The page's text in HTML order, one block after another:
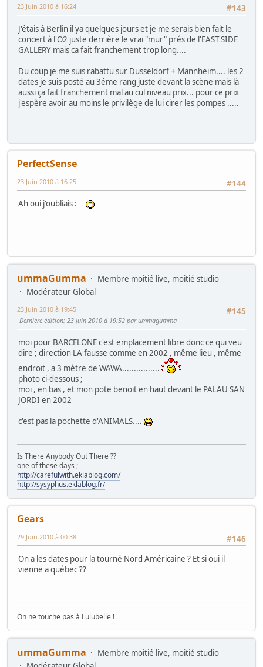
#143
23 Juin 2010 à 16:24
J'étais à Berlin il ya quelques jours et je me serais bien fait le
concert à l'O2 juste derrière le vrai "mur" prés de l'EAST SIDE
GALLERY mais ca fait franchement trop long....
Du coup je me suis rabattu sur Dusseldorf + Mannheim.... les 2
dates je suis posté au 3éme rang juste devant la scène mais là
aussi ça fait franchement mal au cul niveau prix... pour ce prix
j'espère avoir au moins le privilège de lui cirer les pompes .....
PerfectSense
#144
23 Juin 2010 à 16:25
Ah oui j'oubliais :
ummaGumma
Membre moitié live, moitié studio
Modérateur Global
#145
23 Juin 2010 à 19:45
Dernière édition: 23 Juin 2010 à 19:52 par ummagumma
moi pour BARCELONE c'est emplacement libre donc ce qui veu
dire ; direction LA fausse comme en 2002 , même lieu , même
endroit , a 3 mètre de WAWA................
photo ci-dessous ;
moi , en bas , et mon pote benoit en haut devant le PALAU SAN
JORDI en 2002
c'est pas la pochette d'ANIMALS....
Is There Anybody Out There ??
one of these days ;
http://carefulwith.eklablog.com/
http://sysyphus.eklablog.fr/
Gears
#146
29 Juin 2010 à 00:38
On a les dates pour la tourné Nord Américaine ? Et si oui il
vienne a québec ??
On ne touche pas à Lulubelle !
ummaGumma
Membre moitié live, moitié studio